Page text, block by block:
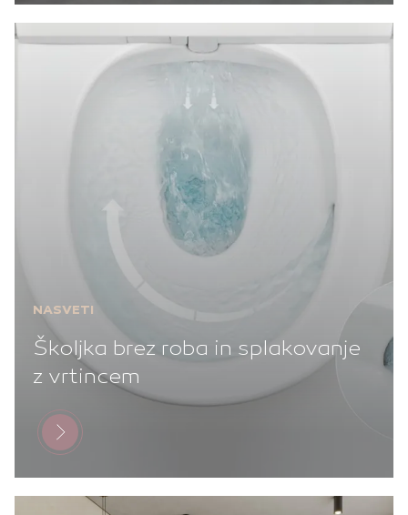
NASVETI
Školjka brez roba in splakovanje
z vrtincem